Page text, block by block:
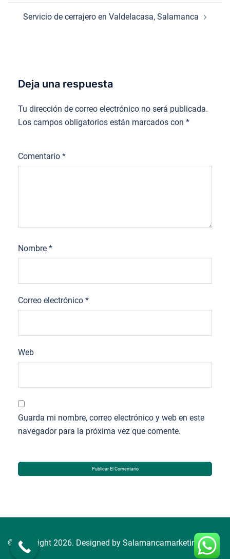
Servicio de cerrajero en Valdelacasa, Salamanca
Deja una respuesta
Tu dirección de correo electrónico no será publicada.
Los campos obligatorios están marcados con *
Comentario *
Nombre *
Correo electrónico *
Web
Guarda mi nombre, correo electrónico y web en este
navegador para la próxima vez que comente.
© Copyright 2026. Designed by Salamancamarketing